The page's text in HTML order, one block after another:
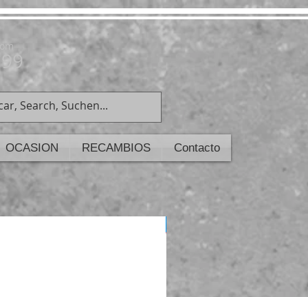
OCASION RECAMBIOS Contacto
ULTIMAS UNIDADES